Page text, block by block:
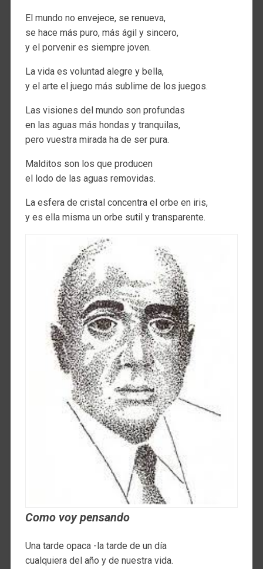
El mundo no envejece, se renueva,
se hace más puro, más ágil y sincero,
y el porvenir es siempre joven.
La vida es voluntad alegre y bella,
y el arte el juego más sublime de los juegos.
Las visiones del mundo son profundas
en las aguas más hondas y tranquilas,
pero vuestra mirada ha de ser pura.
Malditos son los que producen
el lodo de las aguas removidas.
La esfera de cristal concentra el orbe en iris,
y es ella misma un orbe sutil y transparente.
Como voy pensando
Una tarde opaca -la tarde de un día
cualquiera del año y de nuestra vida.